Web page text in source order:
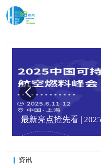
最新亮点抢先看 |
资讯